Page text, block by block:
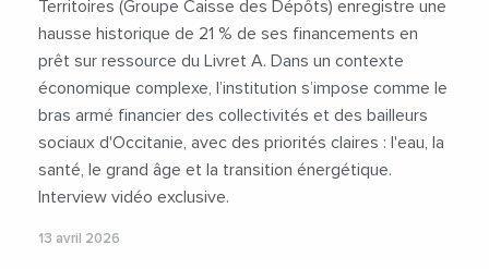
Territoires (Groupe Caisse des Dépôts) enregistre une
hausse historique de 21 % de ses financements en
prêt sur ressource du Livret A. Dans un contexte
économique complexe, l’institution s’impose comme le
bras armé financier des collectivités et des bailleurs
sociaux d'Occitanie, avec des priorités claires : l'eau, la
santé, le grand âge et la transition énergétique.
Interview vidéo exclusive.
13 avril 2026